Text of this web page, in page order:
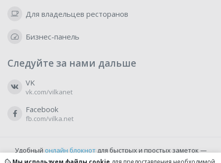
Для владельцев ресторанов
Бизнес-панель
Следуйте за нами дальше
VK
vk.com/vilkanet
Facebook
fb.com/vilka.net
Удобный онлайн блокнотдля быстрых и простых заметок —